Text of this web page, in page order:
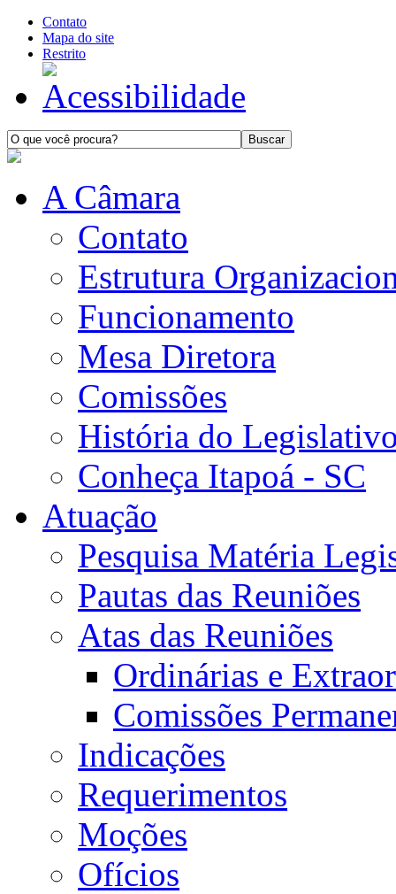
Contato
Mapa do site
Restrito
A Câmara
Contato
Estrutura
Funcionamento
Mesa Diretora
Comissões
História do
Conheça Itapoá - SC
Atuação
Pesquisa Matéria
Pautas das Reuniões
Atas das Reuniões
Ordinárias e
Comissões
Indicações
Requerimentos
Moções
Ofícios